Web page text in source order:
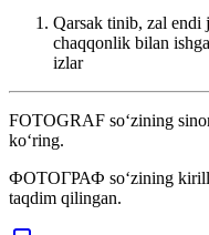
Qarsak tinib, zal
chaqqonlik bilan
izlar
FOTOGRAF so‘zining
ko‘ring.
ФОТОГРАФ so‘zining
taqdim qilingan.